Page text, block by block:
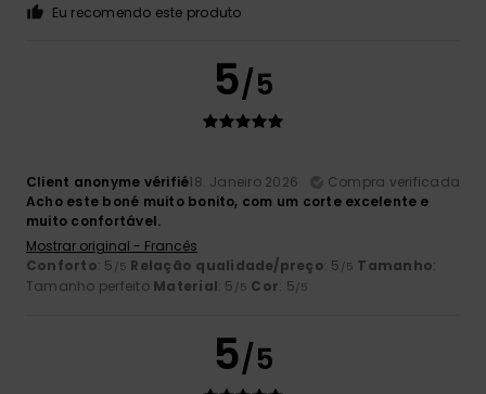
Eu recomendo este produto
5/5
Client anonyme vérifié18. Janeiro 2026
Compra verificada
Acho este boné muito bonito, com um corte excelente e
muito confortável.
Mostrar original - Francês
Conforto: 5 /5 Relação qualidade/preço: 5 /5 Tamanho:
Tamanho perfeito Material: 5 /5 Cor: 5/5
5/5